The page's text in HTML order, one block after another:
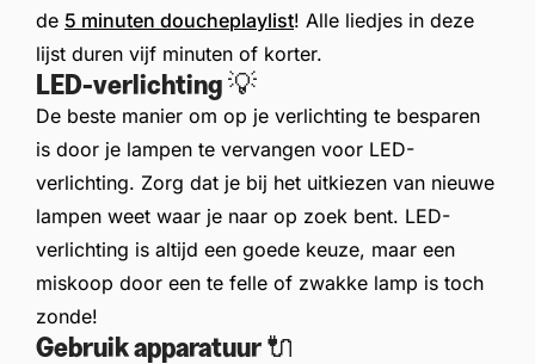
de 5 minuten doucheplaylist! Alle liedjes in deze
lijst duren vijf minuten of korter.
LED-verlichting 💡
De beste manier om op je verlichting te besparen
is door je lampen te vervangen voor LED-
verlichting. Zorg dat je bij het uitkiezen van nieuwe
lampen weet waar je naar op zoek bent. LED-
verlichting is altijd een goede keuze, maar een
miskoop door een te felle of zwakke lamp is toch
zonde!
Gebruik apparatuur 🔌